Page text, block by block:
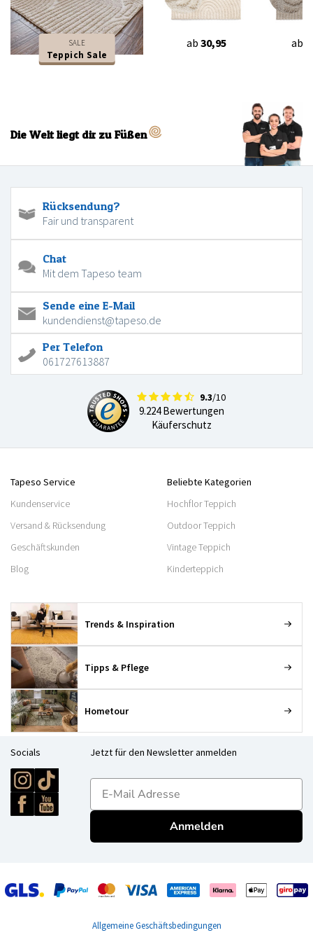
SALE
Teppich Sale
ab 30,95 ab
Die Welt liegt dir zu Füßen
Rücksendung?
Fair und transparent
Chat
Mit dem Tapeso team
Sende eine E-Mail
kundendienst@tapeso.de
Per Telefon
061727613887
9.3/10
9.224 Bewertungen
Käuferschutz
Tapeso Service
Kundenservice
Versand & Rücksendung
Geschäftskunden
Blog
Beliebte Kategorien
Hochflor Teppich
Outdoor Teppich
Vintage Teppich
Kinderteppich
Trends & Inspiration
Tipps & Pflege
Hometour
Socials Jetzt für den Newsletter anmelden
E-mailadres
Anmelden
Allgemeine Geschäftsbedingungen